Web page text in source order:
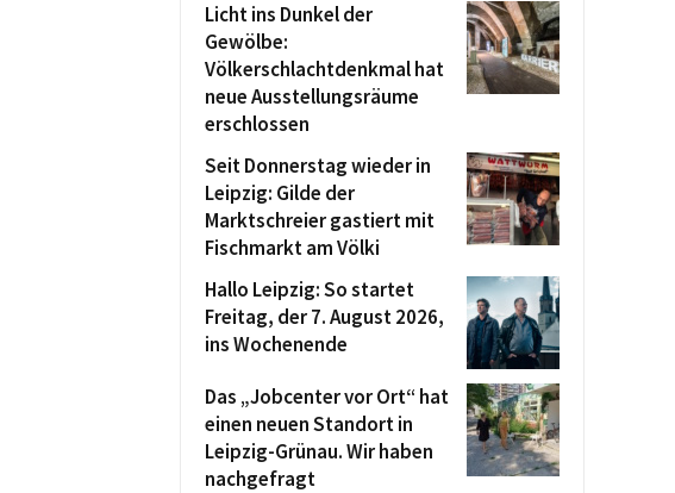
Licht ins Dunkel der
Gewölbe:
Völkerschlachtdenkmal hat
neue Ausstellungsräume
erschlossen
Seit Donnerstag wieder in
Leipzig: Gilde der
Marktschreier gastiert mit
Fischmarkt am Völki
Hallo Leipzig: So startet
Freitag, der 7. August 2026,
ins Wochenende
Das „Jobcenter vor Ort“ hat
einen neuen Standort in
Leipzig-Grünau. Wir haben
nachgefragt